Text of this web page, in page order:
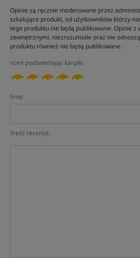
Opinie są ręcznie moderowane przez
szkalujące produkt, od użytkowników którzy
tego produktu nie będą publikowane. Opinie z
zewnętrznymi, niezrozumiałe oraz nie
produktu również nie będą publikowane.
oceń podświetlając karpiki
Imię:
Treść recenzji: